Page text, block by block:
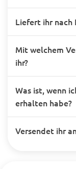
Liefert ihr nach
Mit welchem
ihr?
Was ist, wenn
erhalten habe?
Versendet ihr